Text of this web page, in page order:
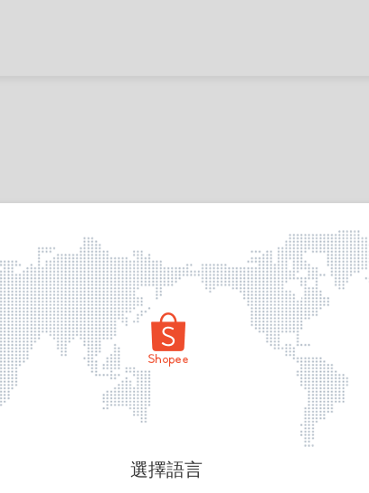
頁面無法顯示
選擇語言